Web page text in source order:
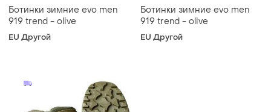
Ботинки зимние evo men
919 trend - olive
EU Другой
Ботинки зимние evo men
919 trend - olive
EU Другой